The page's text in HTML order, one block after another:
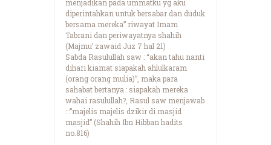
menjadikan pada ummatku yg aku
diperintahkan untuk bersabar dan duduk
bersama mereka” riwayat Imam
Tabrani dan periwayatnya shahih
(Majmu’ zawaid Juz 7 hal 21)
Sabda Rasulullah saw : “akan tahu nanti
dihari kiamat siapakah ahlulkaram
(orang orang mulia)”, maka para
sahabat bertanya : siapakah mereka
wahai rasulullah?, Rasul saw menjawab
: :”majelis majelis dzikir di masjid
masjid” (Shahih Ibn Hibban hadits
no.816)